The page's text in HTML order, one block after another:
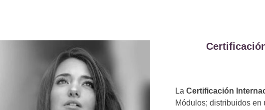
LaCertificación
Módulos; distribuidos en